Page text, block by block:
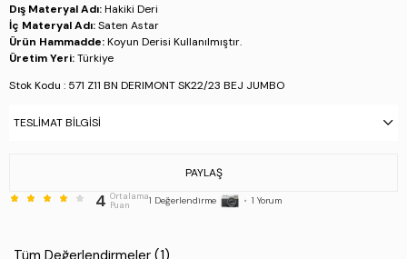
Dış Materyal Adı:Hakiki Deri
İç Materyal Adı:Saten Astar
Ürün Hammadde:Koyun Derisi Kullanılmıştır.
Üretim Yeri:Türkiye
Stok Kodu : 571 Z11 BN DERIMONT SK22/23 BEJ JUMBO
TESLIMAT BILGISI
PAYLAŞ
4 Ortalama
Puan
1 Değerlendirme • 1 Yorum
Tüm Değerlendirmeler (1)